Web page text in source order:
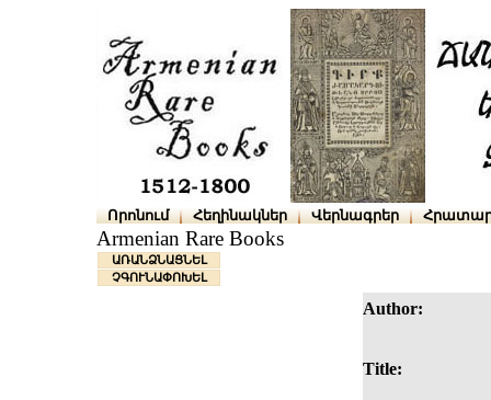
Որոնում Հեղինակներ Վերնագրեր
Armenian Rare Books
ԱՌԱՆՁՆԱՑՆԵԼ
ՉԳՈՒՆԱՓՈԽԵԼ
Author:
Title: